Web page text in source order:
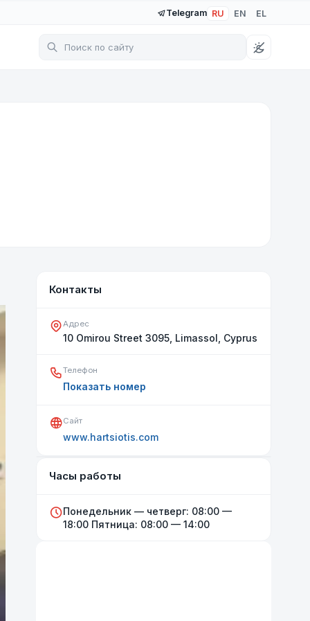
Telegram RU EN EL
Контакты
Адрес
10 Omirou Street 3095, Limassol, Cyprus
Телефон
Показать номер
Сайт
www.hartsiotis.com
Часы работы
Понедельник — четверг: 08:00 —
18:00 Пятница: 08:00 — 14:00